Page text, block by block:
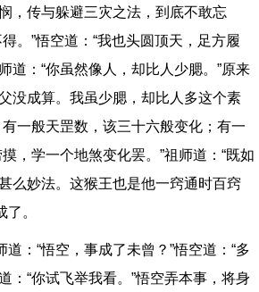
，传与躲避三灾之法，到底不敢忘
。”悟空道：“我也头圆顶天，足方履
道：“你虽然像人，却比人少腮。”原来
没成算。我虽少腮，却比人多这个素
一般天罡数，该三十六般变化；有一
，学一个地煞变化罢。”祖师道：“既如
么妙法。这猴王也是他一窍通时百窍
成了。
：“悟空，事成了未曾？”悟空道：“多
：“你试飞举我看。”悟空弄本事，将身